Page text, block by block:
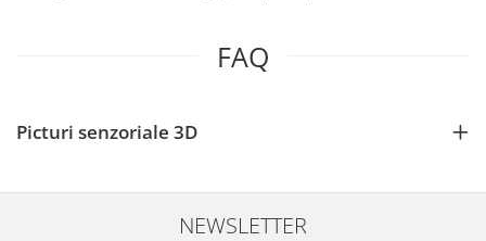
FAQ
Picturi senzoriale 3D
NEWSLETTER